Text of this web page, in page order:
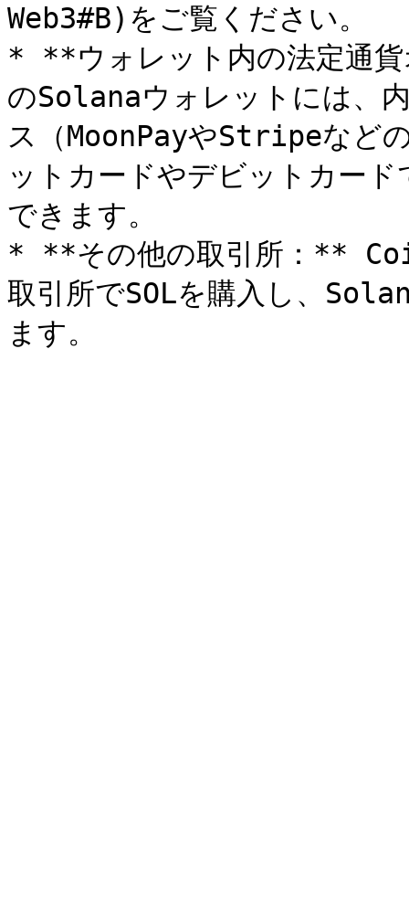
Web3#B)をご覧ください。
* **ウォレット内の法定通
のSolanaウォレットには、
ス（MoonPayやStripeなど
ットカードやデビットカー
できます。
* **その他の取引所：**
取引所でSOLを購入し、